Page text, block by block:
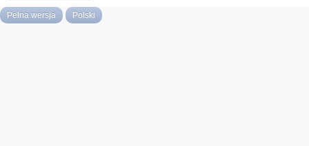
Pełna wersja Polski